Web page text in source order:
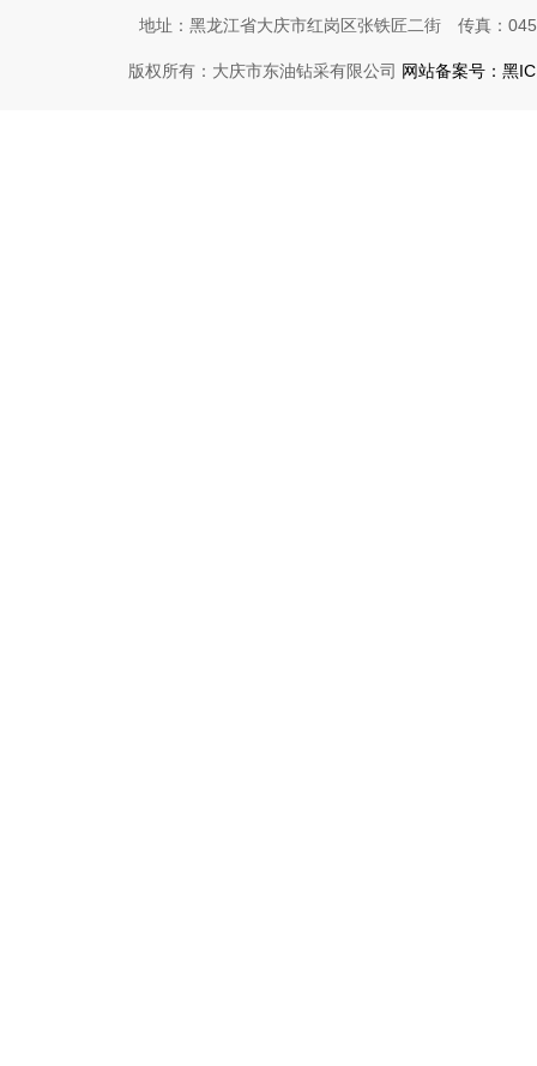
地址：黑龙江省大庆市红岗区张铁匠二街 传真：
版权所有：大庆市东油钻采有限公司 网站备案号：黑